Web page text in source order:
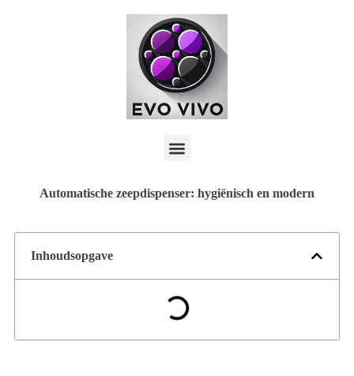
Automatische zeepdispenser: hygiënisch en modern
Inhoudsopgave